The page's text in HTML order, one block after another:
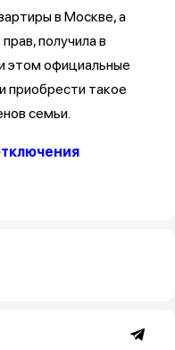
в Москве, а
получила в
этом официальные
приобрести такое
семьи.